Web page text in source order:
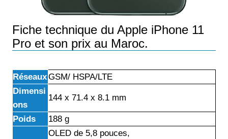
Fiche technique du Apple iPhone 11
Pro et son prix au Maroc.
RéseauxGSM/ HSPA/LTE
Dimensi
ons
144 x 71.4 x 8.1 mm
Poids 188 g
OLED de 5,8 pouces,